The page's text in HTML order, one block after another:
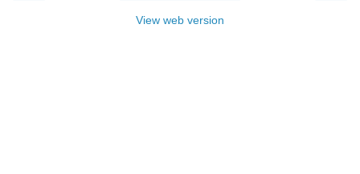
View web version